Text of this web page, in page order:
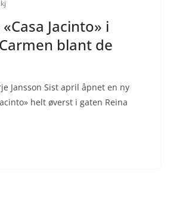
Jacinto» i
blant de
Jansson Sist april åpnet en ny
helt øverst i gaten Reina